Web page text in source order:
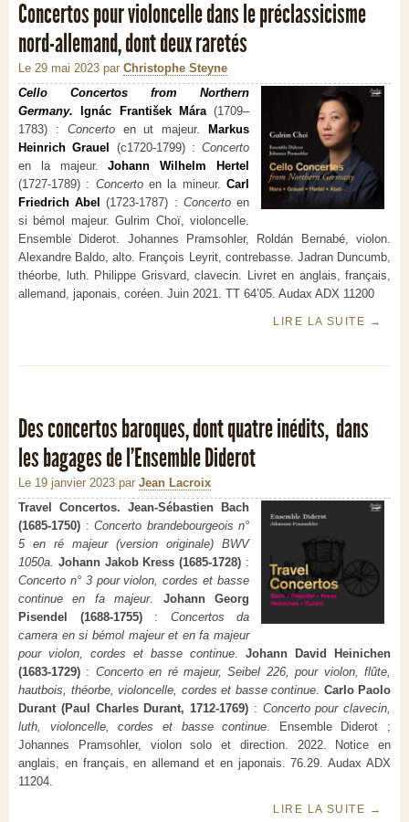
Concertos pour violoncelle dans le préclassicisme
nord-allemand, dont deux raretés
Le 29 mai 2023 par Christophe Steyne
Cello Concertos from Northern
Germany. Ignác František Mára (1709–
1783) : Concertoen ut majeur.
Markus
Heinrich Grauel
(c1720-1799) : Concerto
en la majeur.Johann Wilhelm Hertel
(1727-1789) : Concertoen la mineur.Carl
Friedrich Abel
(1723-1787) : Concertoen
si bémol majeur. Gulrim Choï, violoncelle.
Ensemble Diderot. Johannes Pramsohler, Roldán Bernabé, violon.
Alexandre Baldo, alto. François Leyrit, contrebasse. Jadran Duncumb,
théorbe, luth. Philippe Grisvard, clavecin. Livret en anglais, français,
allemand, japonais, coréen. Juin 2021. TT 64’05. Audax ADX 11200
LIRE LA SUITE →
Des concertos baroques, dont quatre inédits, dans
les bagages de l’Ensemble Diderot
Le 19 janvier 2023 par Jean Lacroix
Travel Concertos. Jean-Sébastien Bach
(1685-1750) : Concerto brandebourgeois n°
5 en ré majeur (version originale) BWV
1050a. Johann Jakob Kress (1685-1728) :
Concerto n° 3 pour violon, cordes et basse
continue en fa majeur. Johann Georg
Pisendel (1688-1755) : Concertos da
camera en si bémol majeur et en fa majeur
pour violon, cordes et basse continue. Johann David Heinichen
(1683-1729) : Concerto en ré majeur, Seibel 226, pour violon, flûte,
hautbois, théorbe, violoncelle, cordes et basse continue. Carlo Paolo
Durant (Paul Charles Durant, 1712-1769) : Concerto pour clavecin,
luth, violoncelle, cordes et basse continue. Ensemble Diderot ;
Johannes Pramsohler, violon solo et direction. 2022. Notice en
anglais, en français, en allemand et en japonais. 76.29. Audax ADX
11204.
LIRE LA SUITE →